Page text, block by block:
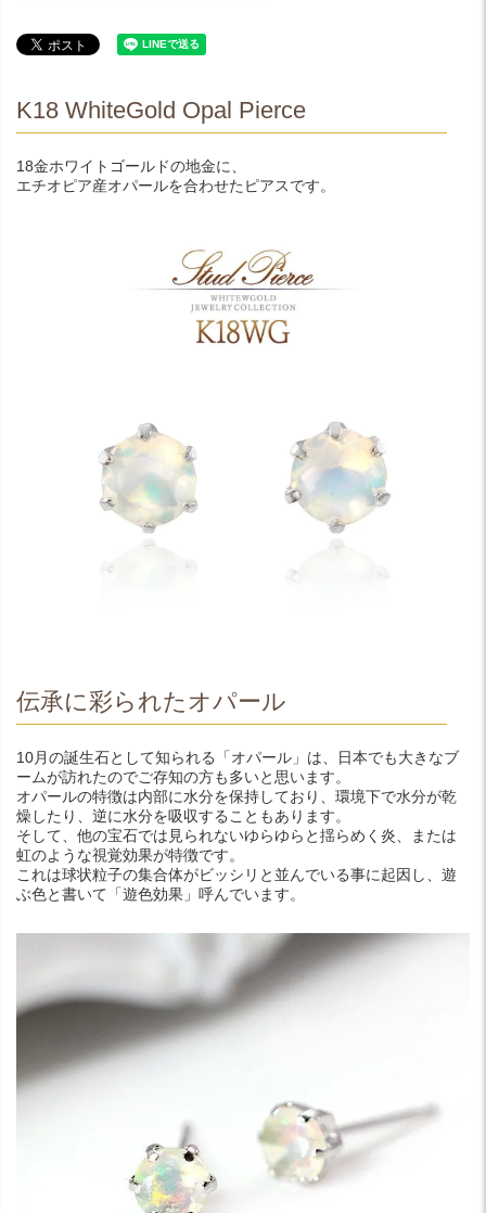
K18 WhiteGold Opal Pierce
18金ホワイトゴールドの地金に、
エチオピア産オパールを合わせたピアスです。
伝承に彩られたオパール
10月の誕生石として知られる「オパール」は、日本でも大きなブ
ームが訪れたのでご存知の方も多いと思います。
オパールの特徴は内部に水分を保持しており、環境下で水分が乾
燥したり、逆に水分を吸収することもあります。
そして、他の宝石では見られないゆらゆらと揺らめく炎、または
虹のような視覚効果が特徴です。
これは球状粒子の集合体がビッシリと並んでいる事に起因し、遊
ぶ色と書いて「遊色効果」呼んでいます。